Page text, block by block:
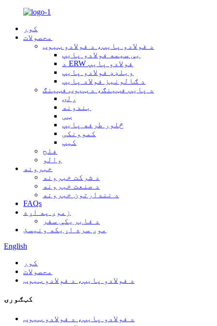
کور
محصولات
د فولادو پایپ، د فولادو ټیوب
بې سیمه فولادو پایپ
د ERW فولادو پایپ
ویلډډ فولادو پایپ
د ګالونیز فولاد پایپ
د پایپ فټینګ، د ټیوب فټینګ
ږلۍ
بندونه
ټی
څلور طرفه پایپ
کموونکی
کیپ
فلج
والو
خبرونه
د شرکت خبرونه
د صنعت خبرونه
د نندارتون خبرونه
FAQs
زموږ په اړه
د فابریکې سفر
موږ سره اړیکه ونیسئ
English
کور
محصولات
د فولادو پایپ، د فولادو ټیوب
کټګورۍ
د فولادو پایپ، د فولادو ټیوب